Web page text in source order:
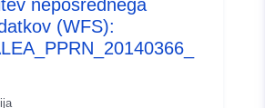
neposrednega
(WFS):